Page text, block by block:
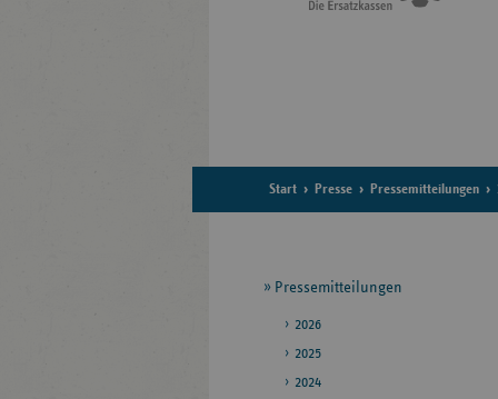
Start Presse Pressemitteilungen
Seitennavigation
Pressemitteilungen
2026
2025
2024